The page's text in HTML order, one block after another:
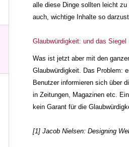
alle diese Dinge sollten leicht
auch, wichtige Inhalte so
Glaubwürdigkeit: und das Siegel
Was ist jetzt aber mit den
Glaubwürdigkeit. Das Problem:
Benutzer informieren sich über
in Zeitungen, Magazinen etc.
kein Garant für die
[1] Jacob Nielsen: Designing